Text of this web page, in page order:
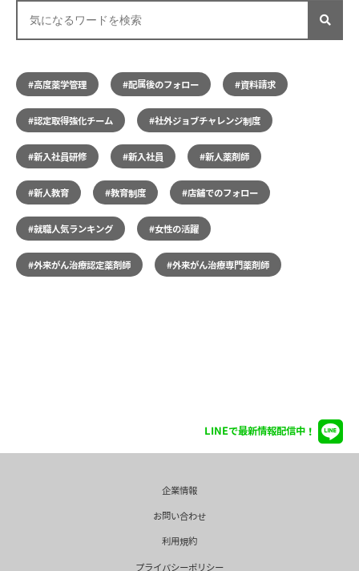
#高度薬学管理 #配属後のフォロー #資料請求
#認定取得強化チーム #社外ジョブチャレンジ制度
#新入社員研修 #新入社員 #新人薬剤師
#新人教育 #教育制度 #店舗でのフォロー
#就職人気ランキング #女性の活躍
#外来がん治療認定薬剤師 #外来がん治療専門薬剤師
LINEで最新情報配信中！
企業情報
お問い合わせ
利用規約
プライバシーポリシー